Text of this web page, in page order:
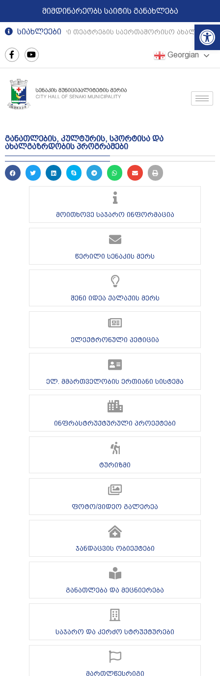
მიმდინარეობს საიტის განახლება
სიახლეები
რეგიონული თეატრების საერთაშორისო
Georgian
განათლების, კულტურის, სპორტისა და
ახალგაზრდობის პროგრამები
მოითხოვე საჯარო ინფორმაცია
წერილი სენაკის მერს
შენი იდეა ქალაქის მერს
ელექტრონული პეტიცია
ელ. მმართველობის ერთიანი სისტემა
ინფრასტრუქტურული პროექტები
ტურიზმი
ფოტო/ვიდეო გალერეა
ჯანდაცვის ობიექტები
განათლება და მეცნიერება
საჯარო და კერძო სტრუქტურები
მართლწესრიგი